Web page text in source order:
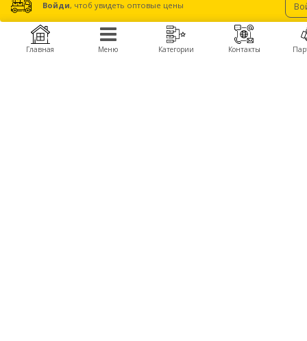
Войди, чтоб увидеть оптовые цены
Главная Меню Категории Контакты